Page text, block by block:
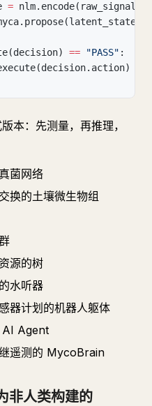
= nlm. encode( raw_signals
. propose(latent_state
(decision) == "PASS" :
(decision. action)
本：先测量，再推理，
菌网络
换的土壤微生物组
源的树
水听器
器计划的机器人躯体
AI Agent
遥测的 MycoBrain
非人类构建的